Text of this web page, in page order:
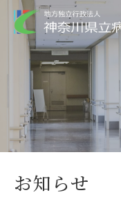
お知らせ